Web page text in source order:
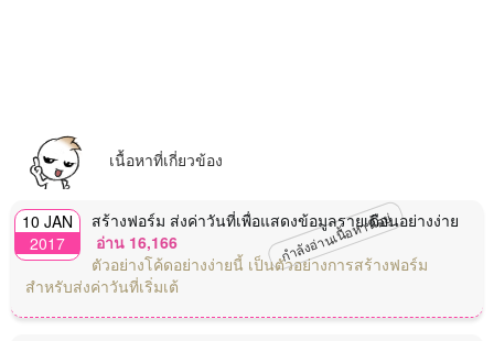
เนื้อหาที่เกี่ยวข้อง
กำลังอ่านเนื้อหานี้อยู่
10 JAN
2017
สร้างฟอร์ม ส่งค่าวันที่เพื่อแสดงข้อมูลรายเดือนอย่างง่าย
อ่าน 16,166
ตัวอย่างโค้ดอย่างง่ายนี้ เป็นตัวอย่างการสร้างฟอร์ม
สำหรับส่งค่าวันที่เริ่มเต้